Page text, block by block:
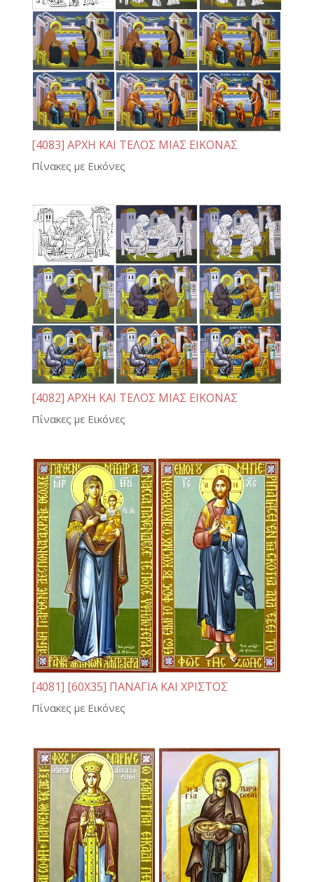
[4083] ΑΡΧΗ ΚΑΙ ΤΕΛΟΣ ΜΙΑΣ ΕΙΚΟΝΑΣ
Πίνακες με Εικόνες
[4082] ΑΡΧΗ ΚΑΙ ΤΕΛΟΣ ΜΙΑΣ ΕΙΚΟΝΑΣ
Πίνακες με Εικόνες
[4081] [60Χ35] ΠΑΝΑΓΙΑ ΚΑΙ ΧΡΙΣΤΟΣ
Πίνακες με Εικόνες